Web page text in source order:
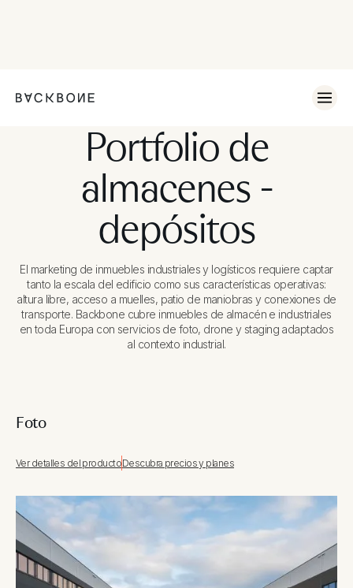
Portfolio de
almacenes -
depósitos
El marketing de inmuebles industriales y logísticos requiere captar
tanto la escala del edificio como sus características operativas:
altura libre, acceso a muelles, patio de maniobras y conexiones de
transporte. Backbone cubre inmuebles de almacén e industriales
en toda Europa con servicios de foto, drone y staging adaptados
al contexto industrial.
Foto
Ver detalles del productoDescubra precios y planes